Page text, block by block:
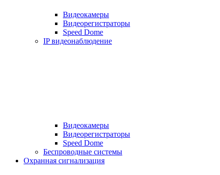
Видеокамеры
Видеорегистраторы
Speed Dome
IP видеонаблюдение
Видеокамеры
Видеорегистраторы
Speed Dome
Беспроводные системы
Охранная сигнализация